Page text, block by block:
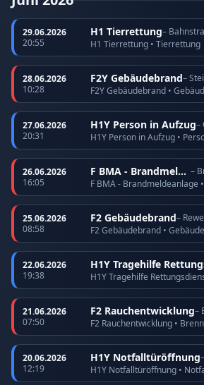
29.06.2026
20:55
H1 Tierrettung–
H1 Tierrettung • Tierrettung
28.06.2026
10:28
F2Y Gebäudebrand–
F2Y Gebäudebrand •
27.06.2026
20:31
H1Y Person in Aufzug–
H1Y Person in Aufzug •
26.06.2026
16:05
F BMA - Brandmeldeanlage
25.06.2026
08:58
F2 Gebäudebrand–
F2 Gebäudebrand •
22.06.2026
19:38
21.06.2026
07:50
F2 Rauchentwicklung–
F2 Rauchentwicklung •
20.06.2026
12:19
H1Y Notfalltüröffnung